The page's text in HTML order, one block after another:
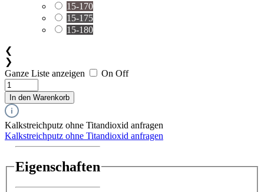
15-170
15-175
15-180
❮
❯
Ganze Liste anzeigen
On Off
In den Warenkorb
Kalkstreichputz ohne Titandioxid anfragen
Kalkstreichputz ohne Titandioxid anfragen
Eigenschaften